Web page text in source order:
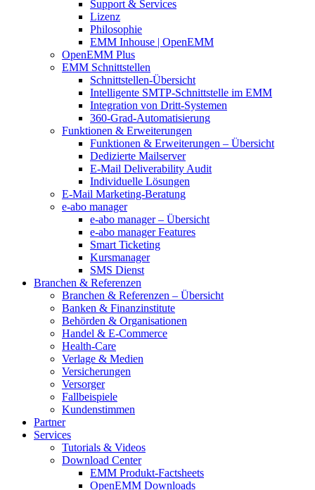
Support & Services
Lizenz
Philosophie
EMM Inhouse | OpenEMM
OpenEMM Plus
EMM Schnittstellen
Schnittstellen-Übersicht
Intelligente SMTP-Schnittstelle im EMM
Integration von Dritt-Systemen
360-Grad-Automatisierung
Funktionen & Erweiterungen
Funktionen & Erweiterungen – Übersicht
Dedizierte Mailserver
E-Mail Deliverability Audit
Individuelle Lösungen
E-Mail Marketing-Beratung
e-abo manager
e-abo manager – Übersicht
e-abo manager Features
Smart Ticketing
Kursmanager
SMS Dienst
Branchen & Referenzen
Branchen & Referenzen – Übersicht
Banken & Finanzinstitute
Behörden & Organisationen
Handel & E-Commerce
Health-Care
Verlage & Medien
Versicherungen
Versorger
Fallbeispiele
Kundenstimmen
Partner
Services
Tutorials & Videos
Download Center
EMM Produkt-Factsheets
OpenEMM Downloads